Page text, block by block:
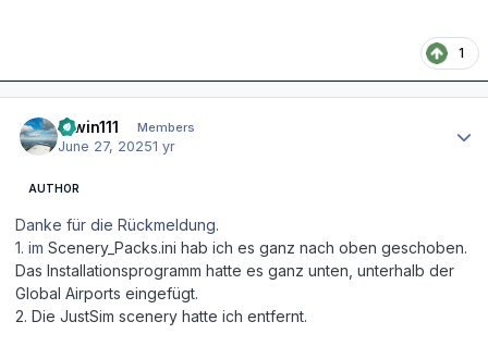
1
Erwin111 Members
June 27, 20251 yr
AUTHOR
Danke für die Rückmeldung.
1. im Scenery_Packs.ini hab ich es ganz nach oben geschoben.
Das Installationsprogramm hatte es ganz unten, unterhalb der
Global Airports eingefügt.
2. Die JustSim scenery hatte ich entfernt.